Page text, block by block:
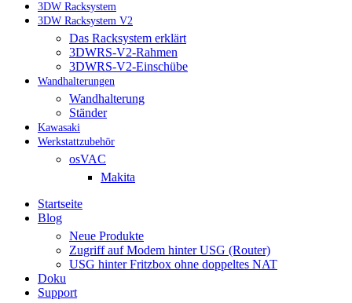
3DW Racksystem
3DW Racksystem V2
Das Racksystem erklärt
3DWRS-V2-Rahmen
3DWRS-V2-Einschübe
Wandhalterungen
Wandhalterung
Ständer
Kawasaki
Werkstattzubehör
osVAC
Makita
Startseite
Blog
Neue Produkte
Zugriff auf Modem hinter USG (Router)
USG hinter Fritzbox ohne doppeltes NAT
Doku
Support